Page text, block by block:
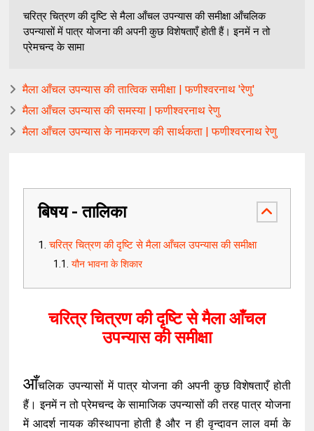
चरित्र चित्रण की दृष्टि से मैला आँचल उपन्यास की समीक्षा आँचलिक
उपन्यासों में पात्र योजना की अपनी कुछ विशेषताएँ होती हैं। इनमें न तो
प्रेमचन्द के सामा
मैला आँचल उपन्यास की तात्विक समीक्षा | फणीश्वरनाथ 'रेणु'
मैला आँचल उपन्यास की समस्या | फणीश्वरनाथ रेणु
मैला आँचल उपन्यास के नामकरण की सार्थकता | फणीश्वरनाथ रेणु
बिषय - तालिका
चरित्र चित्रण की दृष्टि से मैला आँचल उपन्यास की समीक्षा
यौन भावना के शिकार
चरित्र चित्रण की दृष्टि से मैला आँचल
उपन्यास की समीक्षा
आँचलिक उपन्यासों में पात्र योजना की अपनी कुछ विशेषताएँ होती
हैं। इनमें न तो प्रेमचन्द के सामाजिक उपन्यासों की तरह पात्र योजना
में आदर्श नायक कीस्थापना होती है और न ही वृन्दावन लाल वर्मा के